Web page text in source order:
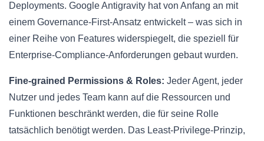
Deployments. Google Antigravity hat von Anfang an mit
einem Governance-First-Ansatz entwickelt – was sich in
einer Reihe von Features widerspiegelt, die speziell für
Enterprise-Compliance-Anforderungen gebaut wurden.
Fine-grained Permissions & Roles: Jeder Agent, jeder
Nutzer und jedes Team kann auf die Ressourcen und
Funktionen beschränkt werden, die für seine Rolle
tatsächlich benötigt werden. Das Least-Privilege-Prinzip,